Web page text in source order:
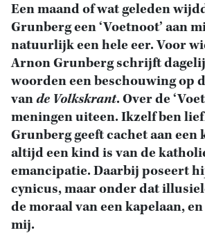
Een maand of wat geleden
Grunberg een ‘Voetnoot’ aan
natuurlijk een hele eer. Voor
Arnon Grunberg schrijft
woorden een beschouwing op
vande Volkskrant. Over de
meningen uiteen. Ikzelf ben
Grunberg geeft cachet aan een
altijd een kind is van de
emancipatie. Daarbij poseert
cynicus, maar onder dat
de moraal van een kapelaan,
mij.